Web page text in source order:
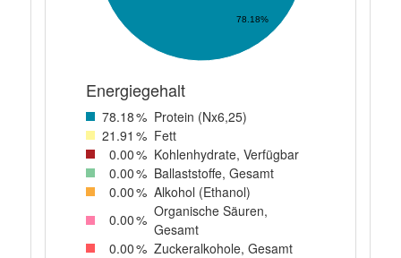
78.18%
Energiegehalt
78.18% Protein (Nx6,25)
21 .91 % Fett
0.00% Kohlenhydrate, Verfügbar
0.00% Ballaststoffe, Gesamt
0.00% Alkohol (Ethanol)
0.00% Organische Säuren,
Gesamt
0.00% Zuckeralkohole, Gesamt